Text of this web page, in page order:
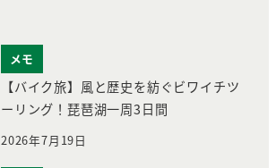
メモ
【バイク旅】風と歴史を紡ぐビワイチツ
ーリング！琵琶湖一周3日間
2026年7月19日